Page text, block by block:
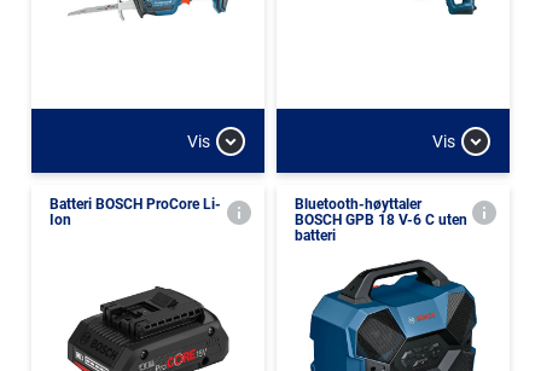
Vis Vis
Batteri BOSCH ProCore Li-
Ion
Bluetooth-høyttaler
BOSCH GPB 18 V-6 C uten
batteri